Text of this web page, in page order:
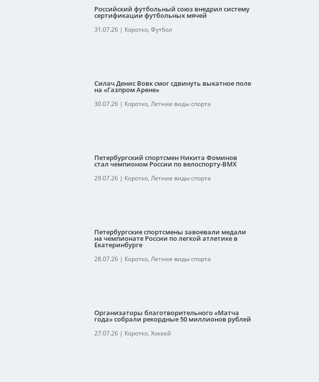
Российский футбольный союз внедрил систему
сертификации футбольных мячей
31.07.26| Коротко, Футбол
Силач Денис Вовк смог сдвинуть выкатное поле
на «Газпром Арене»
30.07.26| Коротко, Летние виды спорта
Петербургский спортсмен Никита Фоминов
стал чемпионом России по велоспорту-ВМХ
29.07.26| Коротко, Летние виды спорта
Петербургские спортсмены завоевали медали
на чемпионате России по легкой атлетике в
Екатеринбурге
28.07.26| Коротко, Летние виды спорта
Организаторы благотворительного «Матча
года» собрали рекордные 50 миллионов рублей
27.07.26| Коротко, Хоккей